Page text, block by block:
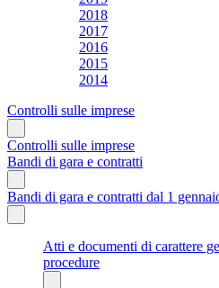
2018
2017
2016
2015
2014
Controlli sulle imprese
Controlli sulle imprese
Bandi di gara e contratti
Bandi di gara e contratti dal 1
Atti e documenti di carattere
procedure